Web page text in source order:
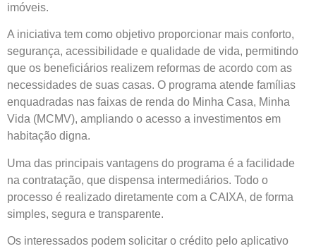
imóveis.
A iniciativa tem como objetivo proporcionar mais conforto,
segurança, acessibilidade e qualidade de vida, permitindo
que os beneficiários realizem reformas de acordo com as
necessidades de suas casas. O programa atende famílias
enquadradas nas faixas de renda do Minha Casa, Minha
Vida (MCMV), ampliando o acesso a investimentos em
habitação digna.
Uma das principais vantagens do programa é a facilidade
na contratação, que dispensa intermediários. Todo o
processo é realizado diretamente com a CAIXA, de forma
simples, segura e transparente.
Os interessados podem solicitar o crédito pelo aplicativo